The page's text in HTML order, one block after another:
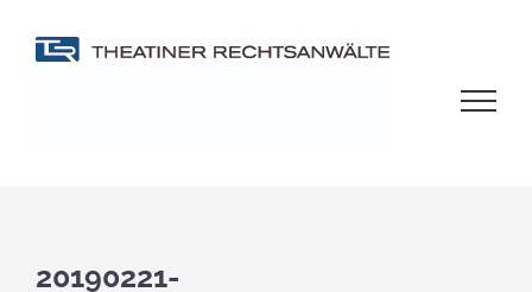
Inhalt
20190221-